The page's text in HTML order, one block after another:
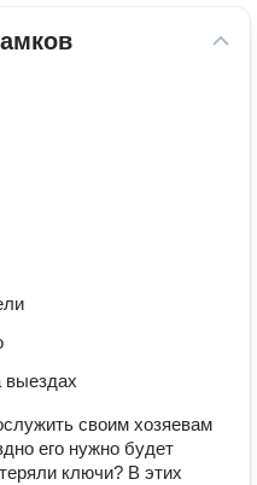
выездах
своим хозяевам
его нужно будет
ключи? В этих